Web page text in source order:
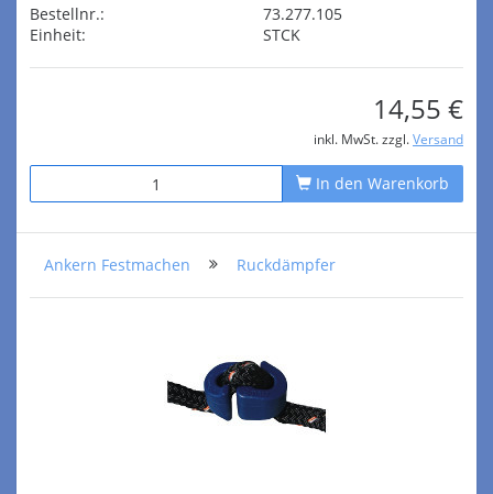
Bestellnr.:
73.277.105
Einheit:
STCK
14,55 €
inkl. MwSt. zzgl. Versand
In den Warenkorb
Ankern Festmachen Ruckdämpfer